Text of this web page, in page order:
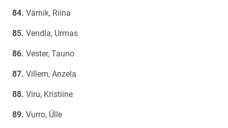
Värnik, Riina
Vendla, Urmas
Vester, Tauno
Villem, Anzela
Viru, Kristiine
Vurro, Ülle